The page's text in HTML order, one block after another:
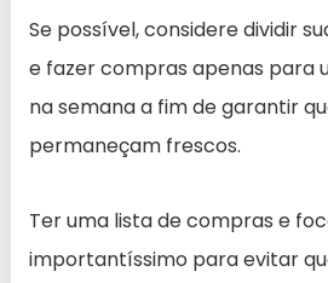
Se possível, considere dividir
e fazer compras apenas para
na semana a fim de garantir
permaneçam frescos.
Ter uma lista de compras e
importantíssimo para evitar